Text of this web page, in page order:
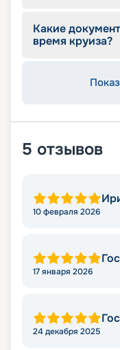
Какие
время круиза?
5 отзывов
10 февраля 2026
17 января 2026
24 декабря 2025